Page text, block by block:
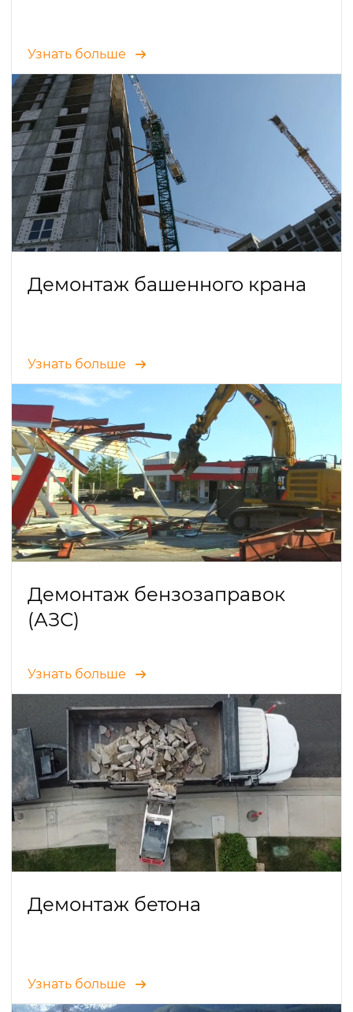
Узнать больше
Демонтаж башенного крана
Узнать больше
Демонтаж бензозаправок
(АЗС)
Узнать больше
Демонтаж бетона
Узнать больше